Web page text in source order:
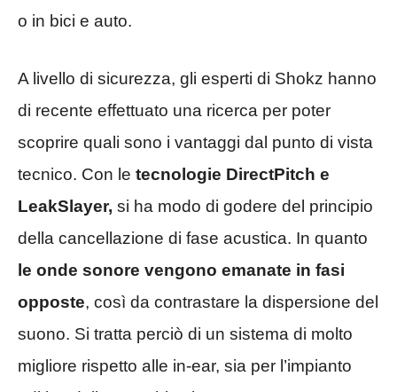
o in bici e auto.
A livello di sicurezza, gli esperti di Shokz hanno
di recente effettuato una ricerca per poter
scoprire quali sono i vantaggi dal punto di vista
tecnico. Con le tecnologie DirectPitch e
LeakSlayer, si ha modo di godere del principio
della cancellazione di fase acustica. In quanto
le onde sonore vengono emanate in fasi
opposte, così da contrastare la dispersione del
suono. Si tratta perciò di un sistema di molto
migliore rispetto alle in-ear, sia per l’impianto